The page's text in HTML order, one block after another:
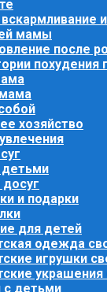
мамы
после
похудения
хозяйство
и подарки
для детей
одежда
игрушки
украшения
с детьми